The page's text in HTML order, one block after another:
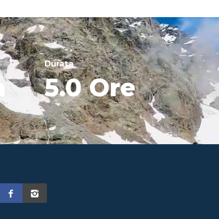
Durata
5.0 Ore